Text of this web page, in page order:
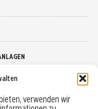
verwenden wir